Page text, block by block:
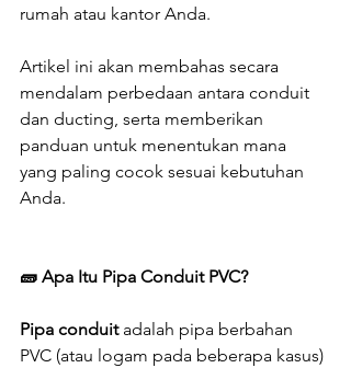
rumah atau kantor Anda.
Artikel ini akan membahas secara
mendalam perbedaan antara conduit
dan ducting, serta memberikan
panduan untuk menentukan mana
yang paling cocok sesuai kebutuhan
Anda.
🧱 Apa Itu Pipa Conduit PVC?
Pipa conduit adalah pipa berbahan
PVC (atau logam pada beberapa kasus)